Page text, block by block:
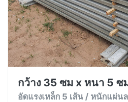
กว้าง 35 ซม x หนา 5 ซ
อัดแรงเหล็ก 5 เส้น / หนักแผ่น